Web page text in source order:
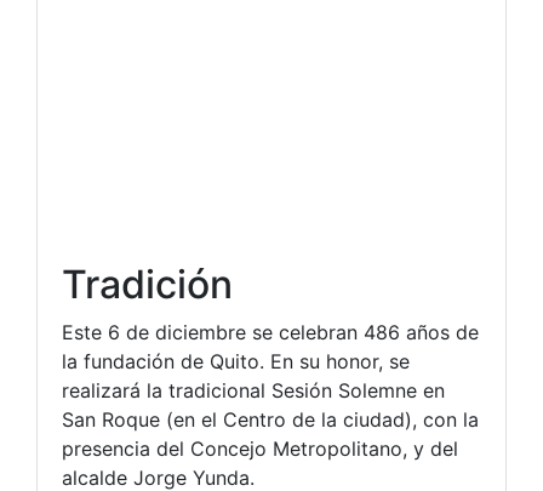
Tradición
Este 6 de diciembre se celebran 486 años de
la fundación de Quito. En su honor, se
realizará la tradicional Sesión Solemne en
San Roque (en el Centro de la ciudad), con la
presencia del Concejo Metropolitano, y del
alcalde Jorge Yunda.